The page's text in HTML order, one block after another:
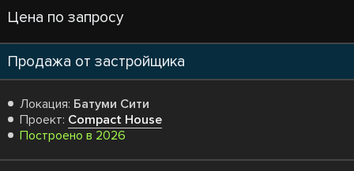
Цена по запросу
Продажа от застройщика
Локация: Батуми Сити
Проект: Compact House
Построено в 2026